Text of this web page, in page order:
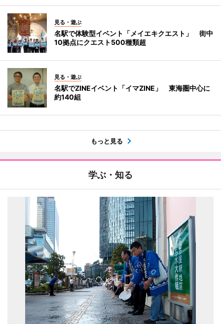
見る・遊ぶ
名駅で体験型イベント「メイエキクエスト」 街中
10拠点にクエスト500種類超
見る・遊ぶ
名駅でZINEイベント「イマZINE」 東海圏中心に
約140組
もっと見る
学ぶ・知る